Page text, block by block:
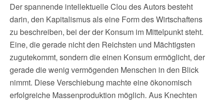
Der spannende intellektuelle Clou des Autors besteht
darin, den Kapitalismus als eine Form des Wirtschaftens
zu beschreiben, bei der der Konsum im Mittelpunkt steht.
Eine, die gerade nicht den Reichsten und Mächtigsten
zugutekommt, sondern die einen Konsum ermöglicht, der
gerade die wenig vermögenden Menschen in den Blick
nimmt. Diese Verschiebung machte eine ökonomisch
erfolgreiche Massenproduktion möglich. Aus Knechten